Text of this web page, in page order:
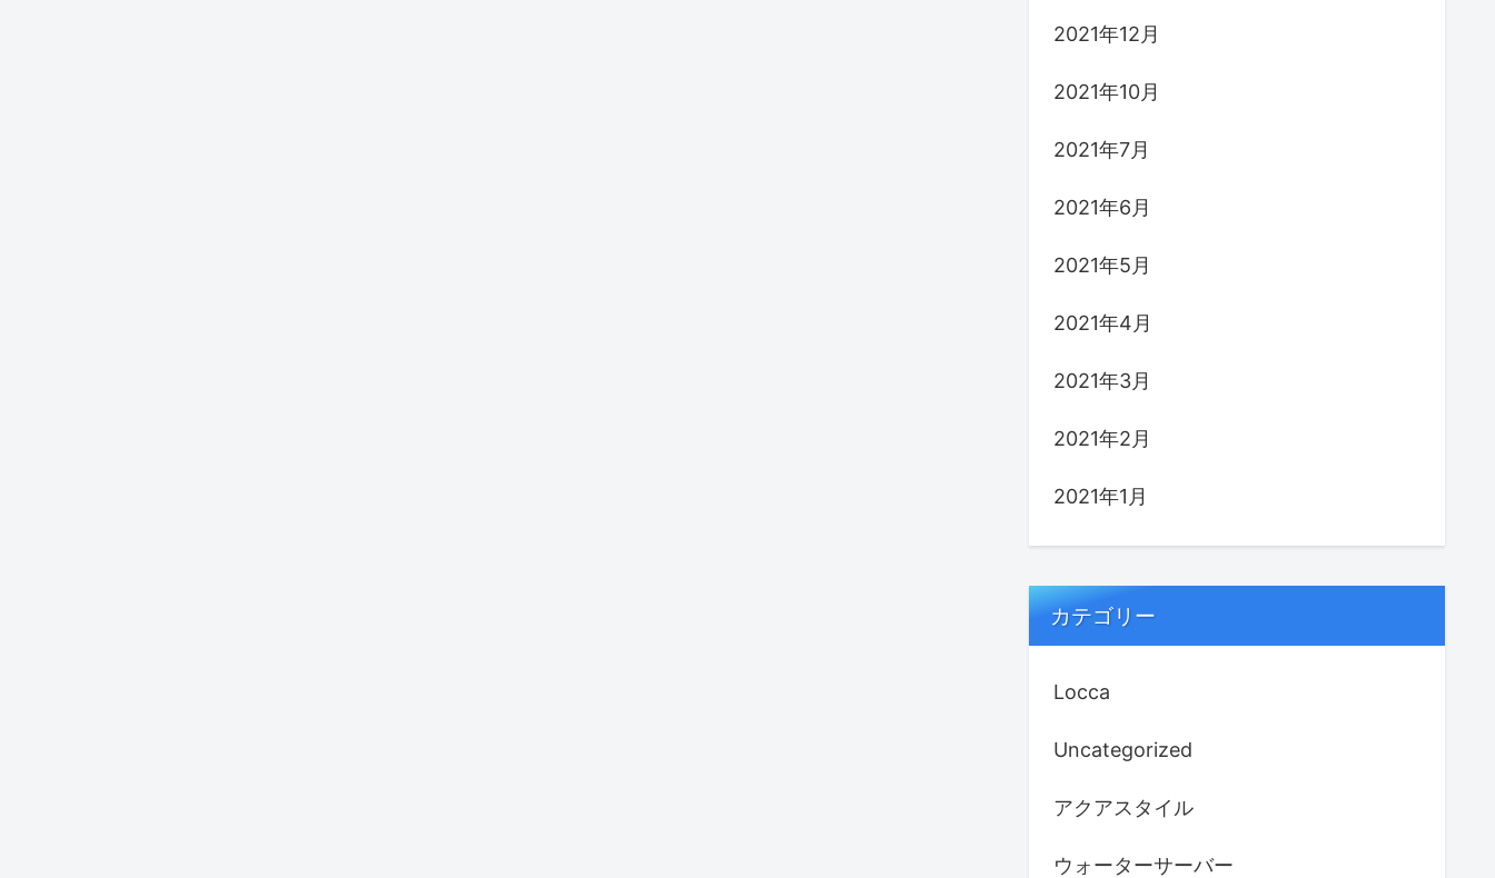
2021年12月
2021年10月
2021年7月
2021年6月
2021年5月
2021年4月
2021年3月
2021年2月
2021年1月
カテゴリー
Locca
Uncategorized
アクアスタイル
ウォーターサーバー